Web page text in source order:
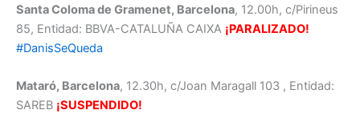
Santa Coloma de Gramenet, Barcelona, 12.00h, c/Pirineus
85, Entidad: BBVA-CATALUÑA CAIXA ¡PARALIZADO!
#DanisSeQueda
Mataró, Barcelona, 12.30h, c/Joan Maragall 103 , Entidad:
SAREB ¡SUSPENDIDO!